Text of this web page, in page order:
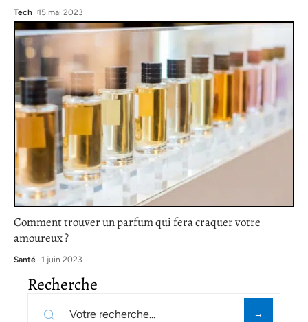
Tech 15 mai 2023
Comment trouver un parfum qui fera craquer votre
amoureux ?
Santé 1 juin 2023
Recherche